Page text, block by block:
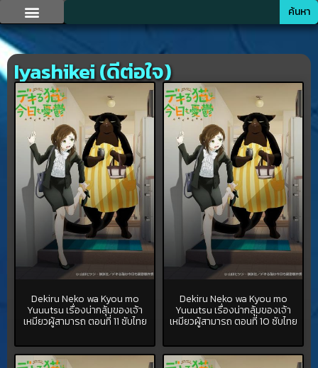
ค้นหา
Iyashikei (ดีต่อใจ)
Dekiru Neko wa Kyou mo
Yuuutsu เรื่องน่ากลุ้มของเจ้า
เหมียวผู้สามารถ ตอนที่ 11 ซับไทย
Dekiru Neko wa Kyou mo
Yuuutsu เรื่องน่ากลุ้มของเจ้า
เหมียวผู้สามารถ ตอนที่ 10 ซับไทย